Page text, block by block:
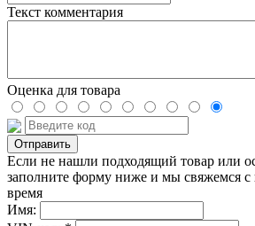
Текст комментария
Оценка для товара
Если не нашли подходящий товар или
заполните форму ниже и мы свяжемся
время
Имя: